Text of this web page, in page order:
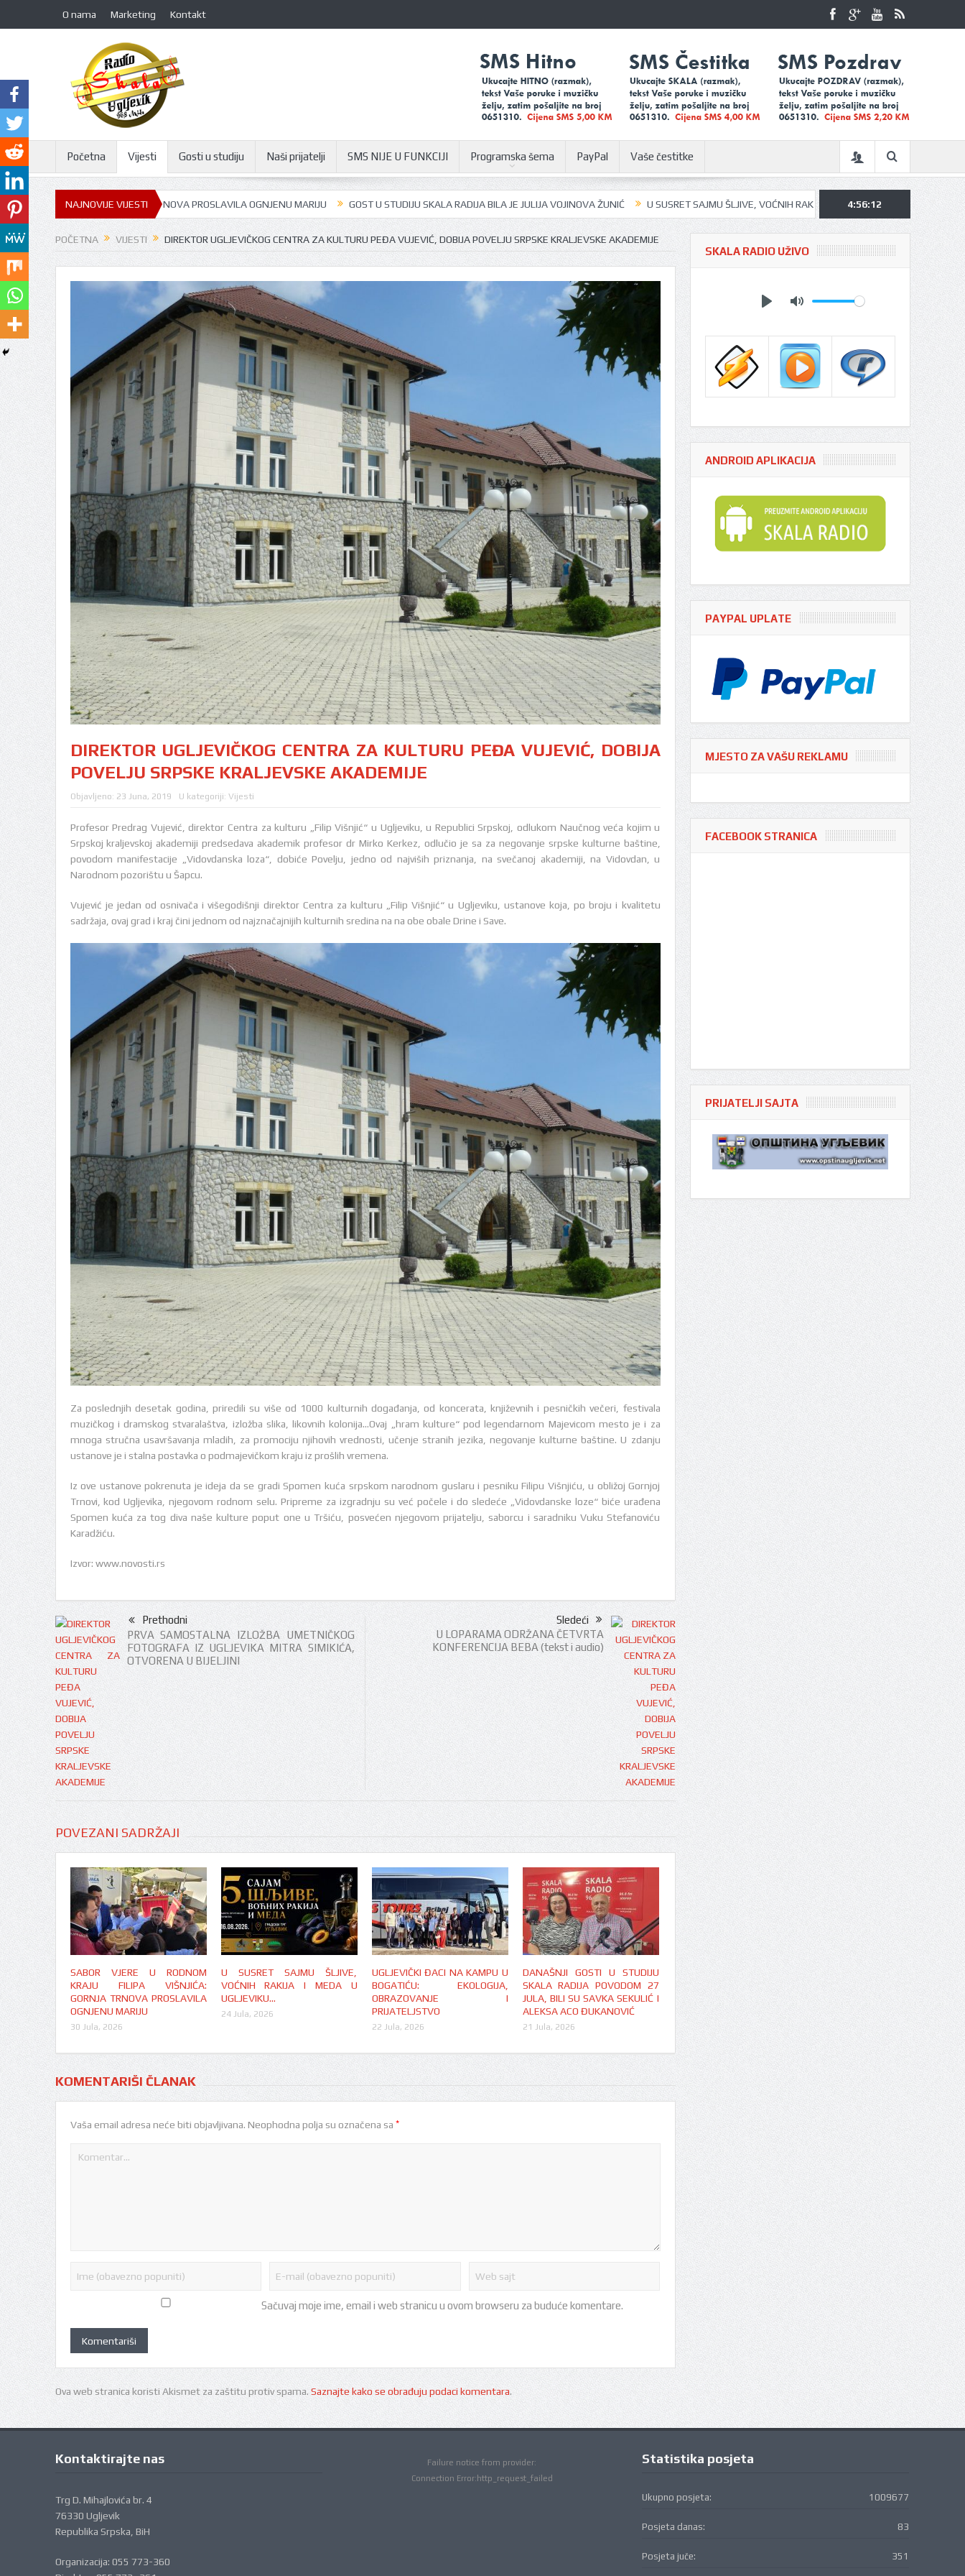
O nama Marketing Kontakt
Početna Vijesti Gosti u studiju Naši prijatelji SMS NIJE U FUNKCIJI Programska šema PayPal Vaše čestitke
NAJNOVIJE VIJESTI
GORNJA TRNOVA PROSLAVILA OGNJENU MARIJU GOST U STUDIJU SKALA RADIJA BILA JE JULIJA VOJINOVA ŽUNIĆ U SUSRET SAJMU ŠLJIVE, VOĆNIH RAKIJA I MEDA U UGLJEVIKU… UGLJEVIČKI ĐACI NA
4:56:13
POČETNA VIJESTI DIREKTOR UGLJEVIČKOG CENTRA ZA KULTURU PEĐA VUJEVIĆ, DOBIJA POVELJU SRPSKE KRALJEVSKE AKADEMIJE
DIREKTOR UGLJEVIČKOG CENTRA ZA KULTURU PEĐA VUJEVIĆ, DOBIJA
POVELJU SRPSKE KRALJEVSKE AKADEMIJE
Objavljeno: 23 Juna, 2019 U kategoriji: Vijesti
Profesor Predrag Vujević, direktor Centra za kulturu „Filip Višnjić“ u Ugljeviku, u Republici Srpskoj, odlukom Naučnog veća kojim u
Srpskoj kraljevskoj akademiji predsedava akademik profesor dr Mirko Kerkez, odlučio je sa za negovanje srpske kulturne baštine,
povodom manifestacije „Vidovdanska loza“, dobiće Povelju, jedno od najviših priznanja, na svečanoj akademiji, na Vidovdan, u
Narodnom pozorištu u Šapcu.
Vujević je jedan od osnivača i višegodišnji direktor Centra za kulturu „Filip Višnjić“ u Ugljeviku, ustanove koja, po broju i kvalitetu
sadržaja, ovaj grad i kraj čini jednom od najznačajnijih kulturnih sredina na na obe obale Drine i Save.
Za poslednjih desetak godina, priredili su više od 1000 kulturnih događanja, od koncerata, književnih i pesničkih večeri, festivala
muzičkog i dramskog stvaralaštva, izložba slika, likovnih kolonija…Ovaj „hram kulture“ pod legendarnom Majevicom mesto je i za
mnoga stručna usavršavanja mladih, za promociju njihovih vrednosti, učenje stranih jezika, negovanje kulturne baštine. U zdanju
ustanove je i stalna postavka o podmajevičkom kraju iz prošlih vremena.
Iz ove ustanove pokrenuta je ideja da se gradi Spomen kuća srpskom narodnom guslaru i pesniku Filipu Višnjiću, u obližoj Gornjoj
Trnovi, kod Ugljevika, njegovom rodnom selu. Pripreme za izgradnju su već počele i do sledeće „Vidovdanske loze“ biće urađena
Spomen kuća za tog diva naše kulture poput one u Tršiću, posvećen njegovom prijatelju, saborcu i saradniku Vuku Stefanoviću
Karadžiću.
Izvor: www.novosti.rs
Prethodni
PRVA SAMOSTALNA IZLOŽBA UMETNIČKOG
FOTOGRAFA IZ UGLJEVIKA MITRA SIMIKIĆA,
OTVORENA U BIJELJINI
Sledeći
U LOPARAMA ODRŽANA ČETVRTA
KONFERENCIJA BEBA (tekst i audio)
POVEZANI SADRŽAJI
SABOR VJERE U RODNOM
KRAJU FILIPA VIŠNJIĆA:
GORNJA TRNOVA PROSLAVILA
OGNJENU MARIJU
30 Jula, 2026
U SUSRET SAJMU ŠLJIVE,
VOĆNIH RAKIJA I MEDA U
UGLJEVIKU…
24 Jula, 2026
UGLJEVIČKI ĐACI NA KAMPU U
BOGATIĆU: EKOLOGIJA,
OBRAZOVANJE I
PRIJATELJSTVO
22 Jula, 2026
DANAŠNJI GOSTI U STUDIJU
SKALA RADIJA POVODOM 27
JULA, BILI SU SAVKA SEKULIĆ I
ALEKSA ACO ĐUKANOVIĆ
21 Jula, 2026
KOMENTARIŠI ČLANAK
Vaša email adresa neće biti objavljivana. Neophodna polja su označena sa *
Sačuvaj moje ime, email i web stranicu u ovom browseru za buduće komentare.
Ova web stranica koristi Akismet za zaštitu protiv spama. Saznajte kako se obrađuju podaci komentara.
SKALA RADIO UŽIVO
ANDROID APLIKACIJA
PAYPAL UPLATE
MJESTO ZA VAŠU REKLAMU
FACEBOOK STRANICA
PRIJATELJI SAJTA
Kontaktirajte nas
Trg D. Mihajlovića br. 4
76330 Ugljevik
Republika Srpska, BiH
Organizacija: 055 773-360
Failure notice from provider:
Connection Error:http_request_failed
Statistika posjeta
1009677
Ukupno posjeta:
83
Posjeta danas:
351
Posjeta juče: